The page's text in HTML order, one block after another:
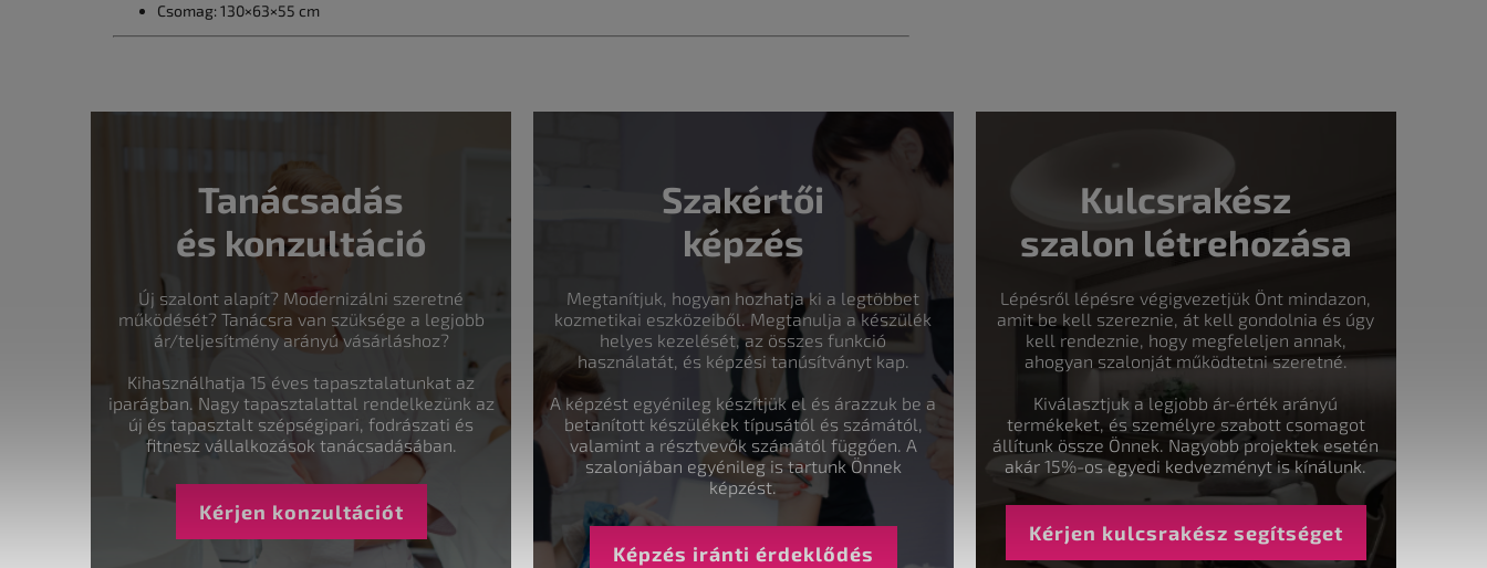
Csomag: 130×63×55 cm
Tanácsadás
és konzultáció
Új szalont alapít? Modernizálni szeretné
működését? Tanácsra van szüksége a legjobb
ár/teljesítmény arányú vásárláshoz?
Kihasználhatja 15 éves tapasztalatunkat az
iparágban. Nagy tapasztalattal rendelkezünk az
új és tapasztalt szépségipari, fodrászati és
fitnesz vállalkozások tanácsadásában.
Kérjen konzultációt
Szakértői
képzés
Megtanítjuk, hogyan hozhatja ki a legtöbbet
kozmetikai eszközeiből. Megtanulja a készülék
helyes kezelését, az összes funkció
használatát, és képzési tanúsítványt kap.
A képzést egyénileg készítjük el és árazzuk be a
betanított készülékek típusától és számától,
valamint a résztvevők számától függően. A
szalonjában egyénileg is tartunk Önnek
képzést.
Képzés iránti érdeklődés
Kulcsrakész
szalon létrehozása
Lépésről lépésre végigvezetjük Önt mindazon,
amit be kell szereznie, át kell gondolnia és úgy
kell rendeznie, hogy megfeleljen annak,
ahogyan szalonját működtetni szeretné.
Kiválasztjuk a legjobb ár-érték arányú
termékeket, és személyre szabott csomagot
állítunk össze Önnek. Nagyobb projektek esetén
akár 15%-os egyedi kedvezményt is kínálunk.
Kérjen kulcsrakész segítséget